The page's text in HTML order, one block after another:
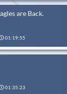
are Back.
01:19:55
01:35:23